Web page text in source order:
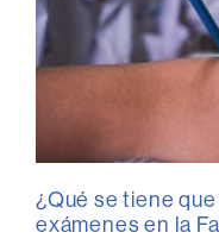
¿Qué se tiene
exámenes en la